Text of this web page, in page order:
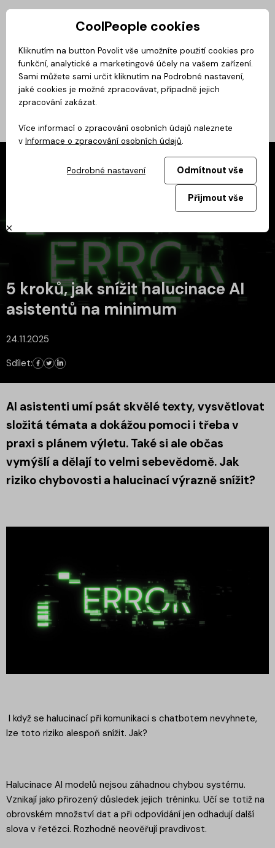
Privátní zóna
Magazín BusinessClass CoolMovie CoolDialog Podcast
5 kroků, jak snížit halucinace AI
asistentů na minimum
24.11.2025
Sdílet:
AI asistenti umí psát skvělé texty, vysvětlovat
složitá témata a dokážou pomoci i třeba v
praxi s plánem výletu. Také si ale občas
vymýšlí a dělají to velmi sebevědomě. Jak
riziko chybovosti a halucinací výrazně snížit?
I když se halucinací při komunikaci s chatbotem nevyhnete,
lze toto riziko alespoň snížit. Jak?
Halucinace AI modelů nejsou záhadnou chybou systému.
Vznikají jako přirozený důsledek jejich tréninku. Učí se totiž na
obrovském množství dat a při odpovídání jen odhadují další
slova v řetězci. Rozhodně neověřují pravdivost.
CoolPeople cookies
Kliknutím na button Povolit vše umožníte použití cookies pro
funkční, analytické a marketingové účely na vašem zařízení.
Sami můžete sami určit kliknutím na Podrobné nastavení,
jaké cookies je možné zpracovávat, případně jejich
zpracování zakázat.
Více informací o zpracování osobních údajů naleznete
v Informace o zpracování osobních údajů.
Podrobné nastavení Odmítnout vše
Přijmout vše